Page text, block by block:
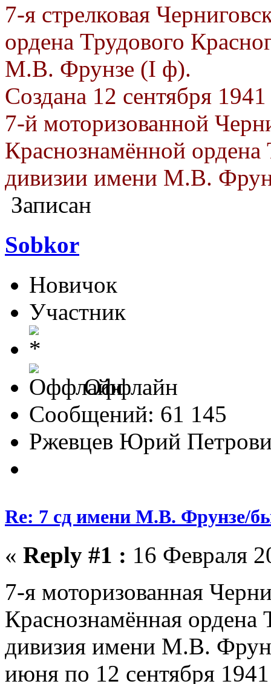
7-я стрелковая
ордена Трудового
М.В. Фрунзе (I ф).
Создана 12 сентября
7-й моторизованной
Краснознамённой
дивизии имени М.В.
Записан
Sobkor
Новичок
Участник
Оффлайн
Сообщений: 61 145
Ржевцев Юрий
Re: 7 сд имени М.В. Фрунзе/
« Reply #1 : 16 Февраля
7-я моторизованная
Краснознамённая ордена
дивизия имени М.В.
июня по 12 сентября